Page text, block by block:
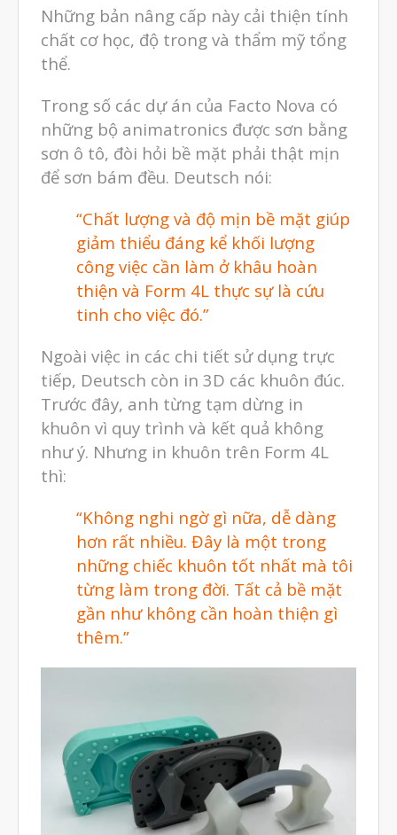
in 3d cao cấp
Triển khai
Ứng dụng
Vật liệu
Y Tế
Những bản nâng cấp này cải thiện tính
chất cơ học, độ trong và thẩm mỹ tổng
thể.
Trong số các dự án của Facto Nova có
những bộ animatronics được sơn bằng
sơn ô tô, đòi hỏi bề mặt phải thật mịn
để sơn bám đều. Deutsch nói:
“Chất lượng và độ mịn bề mặt giúp
giảm thiểu đáng kể khối lượng
công việc cần làm ở khâu hoàn
thiện và Form 4L thực sự là cứu
tinh cho việc đó.”
Ngoài việc in các chi tiết sử dụng trực
tiếp, Deutsch còn in 3D các khuôn đúc.
Trước đây, anh từng tạm dừng in
khuôn vì quy trình và kết quả không
như ý. Nhưng in khuôn trên Form 4L
thì:
“Không nghi ngờ gì nữa, dễ dàng
hơn rất nhiều. Đây là một trong
những chiếc khuôn tốt nhất mà tôi
từng làm trong đời. Tất cả bề mặt
gần như không cần hoàn thiện gì
thêm.”